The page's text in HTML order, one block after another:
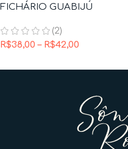
FICHÁRIO GUABIJÚ
(2)
R$38,00 – R$42,00